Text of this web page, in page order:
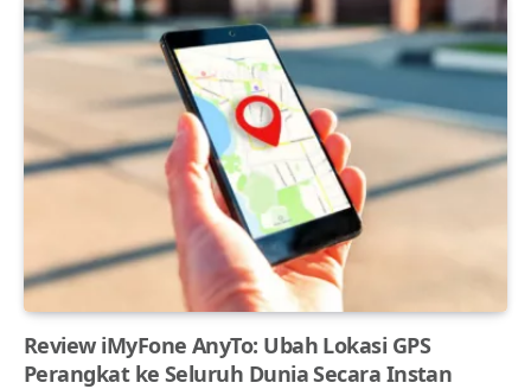
Review iMyFone AnyTo: Ubah Lokasi GPS
Perangkat ke Seluruh Dunia Secara Instan